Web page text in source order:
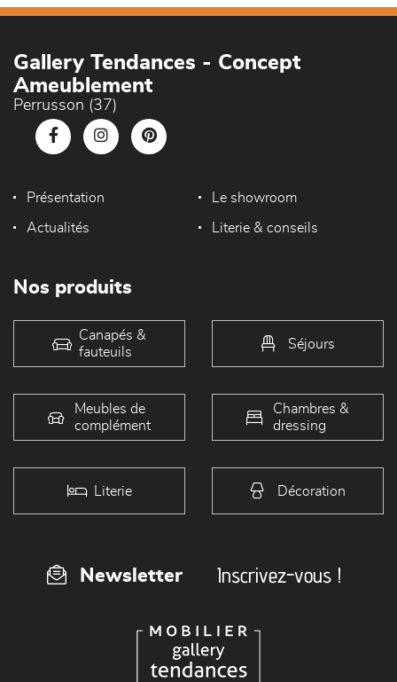
Gallery Tendances - Concept
Ameublement
Perrusson (37)
Présentation Le showroom
Actualités Literie & conseils
Nos produits
Canapés &
fauteuils
Séjours
Meubles de
complément
Chambres &
dressing
Literie Décoration
Newsletter Inscrivez-vous !